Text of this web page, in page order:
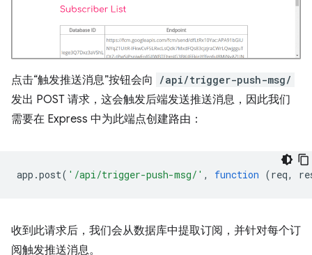
点击“触发推送消息”按钮会向 /api/trigger-push-msg/
发出 POST 请求，这会触发后端发送推送消息，因此我们
需要在 Express 中为此端点创建路由：
app .post( '/api/trigger-push-msg/' , function (req,
收到此请求后，我们会从数据库中提取订阅，并针对每个订
阅触发推送消息。